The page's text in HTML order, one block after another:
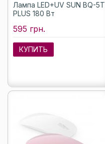
Лампа LED+UV SUN BQ-5T
PLUS 180 Вт
595 грн.
КУПИТЬ